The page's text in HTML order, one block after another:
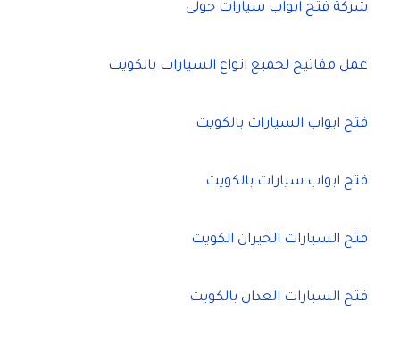
شركة فتح ابواب سيارات حولى
عمل مفاتيح لجميع انواع السيارات بالكويت
فتح ابواب السيارات بالكويت
فتح ابواب سيارات بالكويت
فتح السيارات الخيران الكويت
فتح السيارات العدان بالكويت